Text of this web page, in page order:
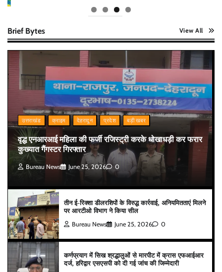
Brief Bytes View All
उत्तराखंड क्राइम देहरादून प्रदेश बड़ी खबर
वृद्ध एनआरआई महिला की फर्जी रजिस्ट्री करके धोखाधड़ी कर फरार
कुख्यात गैंगस्टर गिरफ्तार
Bureau News June 25, 2026 0
तीन ई-रिक्शा डीलरशिपों के विरुद्ध कार्रवाई, अनियमितताएं मिलने
पर आरटीओ विभाग ने किया सील
Bureau News June 25, 2026 0
कर्णप्रयाग में सिख श्रद्धालुओं से मारपीट में क्रास एफआईआर
दर्ज, हरिद्वार एसएसपी को दी गई जांच की जिम्मेदारी